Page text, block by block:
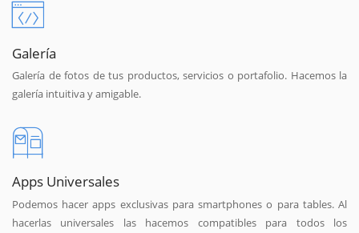
Galería
Galería de fotos de tus productos, servicios o portafolio. Hacemos la
galería intuitiva y amigable.
Apps Universales
Podemos hacer apps exclusivas para smartphones o para tables. Al
hacerlas universales las hacemos compatibles para todos los